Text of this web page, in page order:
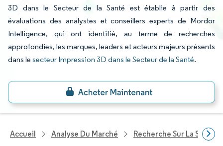
3D dans le Secteur de la Santé est établie à partir des
évaluations des analystes et conseillers experts de Mordor
Intelligence, qui ont identifié, au terme de recherches
approfondies, les marques, leaders et acteurs majeurs présents
dans le secteur Impression 3D dans le Secteur de la Santé.
Accueil Analyse Du Marché Recherche Sur La Santé